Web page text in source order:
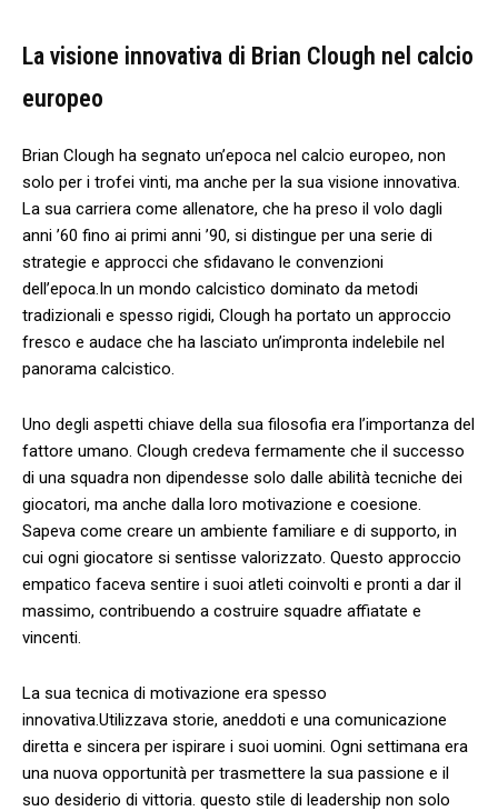
La visione ⁢innovativa ‍di ⁣Brian⁢ Clough nel calcio
​europeo
Brian Clough ha segnato un’epoca nel calcio europeo, non
⁣solo per i⁣ trofei vinti, ma anche per la sua visione innovativa.
La sua‍ carriera come allenatore, che ha preso il⁣ volo dagli​
anni⁣ ’60 ‍fino ai‍ primi anni ’90, si distingue per una serie di
strategie e ‌approcci che sfidavano‌ le convenzioni
dell’epoca.In un mondo calcistico‌ dominato ⁤da metodi
‌tradizionali e⁣ spesso ​rigidi, Clough ha portato un approccio
fresco e audace che ha lasciato un’impronta indelebile nel
‍panorama calcistico.
Uno degli aspetti ‍chiave ‌della sua filosofia era l’importanza ​del
fattore umano. ‍Clough‌ credeva fermamente che‍ il successo​
di una squadra non dipendesse ​solo dalle abilità tecniche dei
giocatori,⁢ ma anche dalla ​loro motivazione ⁢e‌ coesione.‍
Sapeva come creare un‌ ambiente ⁢familiare e di supporto, in
cui ogni giocatore si sentisse ⁤valorizzato. Questo ⁤approccio
empatico faceva sentire i suoi atleti⁤ coinvolti e pronti ‌a dar ⁢il
massimo,​ contribuendo a costruire squadre​ affiatate e
vincenti.
La sua⁤ tecnica di⁢ motivazione era spesso ​
innovativa.Utilizzava ⁢storie,‍ aneddoti e una ‌comunicazione
diretta e sincera per ispirare i suoi ⁤uomini. Ogni settimana era
una nuova ‍opportunità per trasmettere la sua ‌passione e il
suo‌ desiderio di ⁤vittoria.⁤ questo stile ‍di leadership non solo